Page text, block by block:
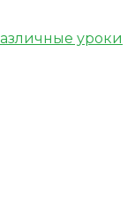
уроки